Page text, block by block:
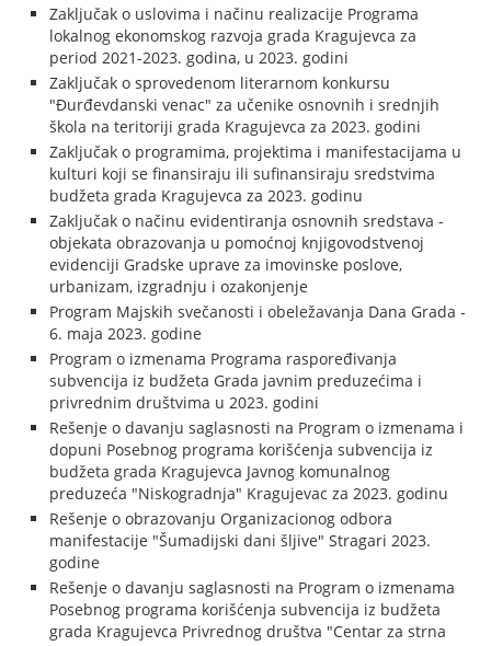
Zaključak o uslovima i načinu realizacije Programa
lokalnog ekonomskog razvoja grada Kragujevca za
period 2021-2023. godina, u 2023. godini
Zaključak o sprovedenom literarnom konkursu
"Đurđevdanski venac" za učenike osnovnih i srednjih
škola na teritoriji grada Kragujevca za 2023. godini
Zaključak o programima, projektima i manifestacijama u
kulturi koji se finansiraju ili sufinansiraju sredstvima
budžeta grada Kragujevca za 2023. godinu
Zaključak o načinu evidentiranja osnovnih sredstava -
objekata obrazovanja u pomoćnoj knjigovodstvenoj
evidenciji Gradske uprave za imovinske poslove,
urbanizam, izgradnju i ozakonjenje
Program Majskih svečanosti i obeležavanja Dana Grada -
6. maja 2023. godine
Program o izmenama Programa raspoređivanja
subvencija iz budžeta Grada javnim preduzećima i
privrednim društvima u 2023. godini
Rešenje o davanju saglasnosti na Program o izmenama i
dopuni Posebnog programa korišćenja subvencija iz
budžeta grada Kragujevca Javnog komunalnog
preduzeća "Niskogradnja" Kragujevac za 2023. godinu
Rešenje o obrazovanju Organizacionog odbora
manifestacije "Šumadijski dani šljive" Stragari 2023.
godine
Rešenje o davanju saglasnosti na Program o izmenama
Posebnog programa korišćenja subvencija iz budžeta
grada Kragujevca Privrednog društva "Centar za strna